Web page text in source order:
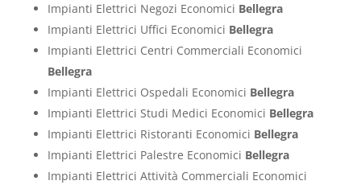
Impianti Elettrici Negozi Economici Bellegra
Impianti Elettrici Uffici Economici Bellegra
Impianti Elettrici Centri Commerciali Economici
Bellegra
Impianti Elettrici Ospedali Economici Bellegra
Impianti Elettrici Studi Medici Economici Bellegra
Impianti Elettrici Ristoranti Economici Bellegra
Impianti Elettrici Palestre Economici Bellegra
Impianti Elettrici Attività Commerciali Economici